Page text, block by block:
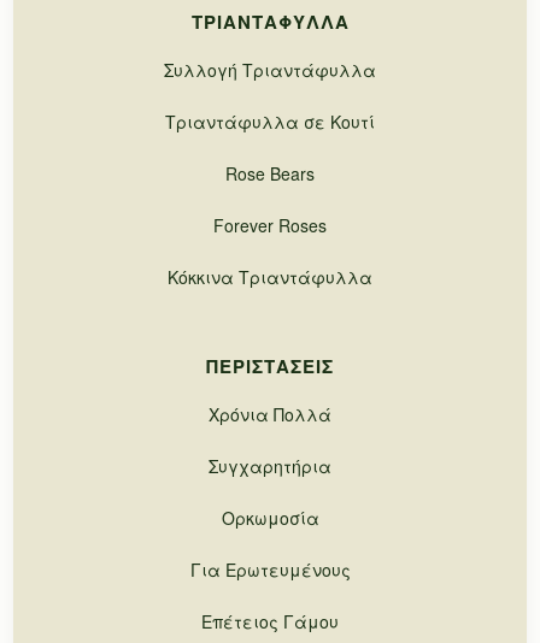
ΤΡΙΑΝΤΆΦΥΛΛΑ
Συλλογή Τριαντάφυλλα
Τριαντάφυλλα σε Κουτί
Rose Bears
Forever Roses
Κόκκινα Τριαντάφυλλα
ΠΕΡΙΣΤΆΣΕΙΣ
Χρόνια Πολλά
Συγχαρητήρια
Ορκωμοσία
Για Ερωτευμένους
Επέτειος Γάμου